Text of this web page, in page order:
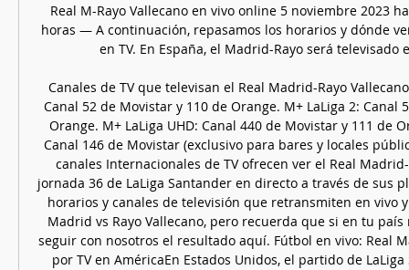
Real M-Rayo Vallecano en vivo online 5 noviembre 2023
horas — A continuación, repasamos los horarios y dónde
en TV. En España, el Madrid-Rayo será televisado
Canales de TV que televisan el Real Madrid-Rayo
Canal 52 de Movistar y 110 de Orange. M+ LaLiga 2: Canal
Orange. M+ LaLiga UHD: Canal 440 de Movistar y 111 de
Canal 146 de Movistar (exclusivo para bares y locales
canales Internacionales de TV ofrecen ver el Real
jornada 36 de LaLiga Santander en directo a través de sus
horarios y canales de televisión que retransmiten en vivo
Madrid vs Rayo Vallecano, pero recuerda que si en tu
seguir con nosotros el resultado aquí. Fútbol en vivo: Real
por TV en AméricaEn Estados Unidos, el partido de